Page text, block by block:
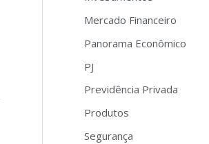
Mercado Financeiro
Panorama Econômico
PJ
Previdência Privada
Produtos
Segurança